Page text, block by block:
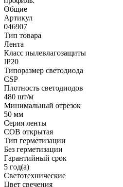
Общие
Артикул
046907
Тип товара
Лента
Класс пылевлагозащиты
IP20
Типоразмер светодиода
CSP
Плотность светодиодов
480 шт/м
Минимальный отрезок
50 мм
Серия ленты
COB открытая
Тип герметизации
Без герметизации
Гарантийный срок
5 год(а)
Светотехнические
Цвет свечения